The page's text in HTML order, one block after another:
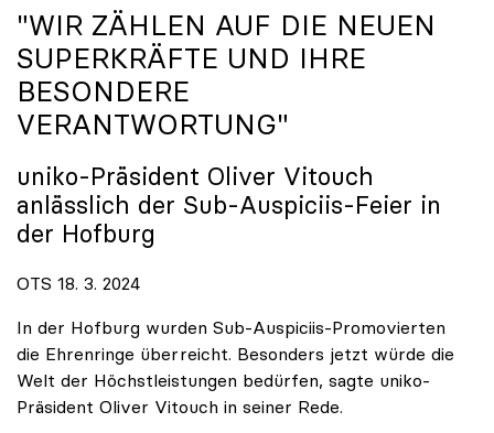
"WIR ZÄHLEN AUF DIE NEUEN
SUPERKRÄFTE UND IHRE
BESONDERE
VERANTWORTUNG"
uniko-Präsident Oliver Vitouch
anlässlich der Sub-Auspiciis-Feier in
der Hofburg
OTS 18. 3. 2024
In der Hofburg wurden Sub-Auspiciis-Promovierten
die Ehrenringe überreicht. Besonders jetzt würde die
Welt der Höchstleistungen bedürfen, sagte uniko-
Präsident Oliver Vitouch in seiner Rede.